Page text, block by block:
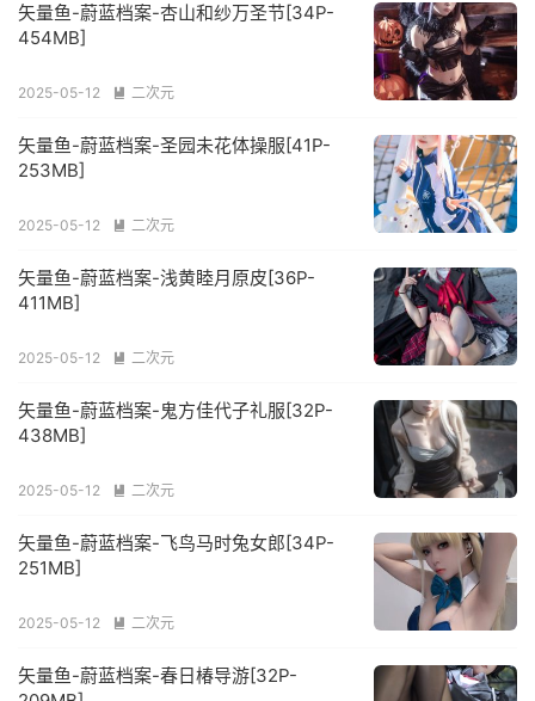
矢量鱼-蔚蓝档案-杏山和纱万圣节[34P-
454MB]
2025-05-12  二次元
矢量鱼-蔚蓝档案-圣园未花体操服[41P-
253MB]
2025-05-12  二次元
矢量鱼-蔚蓝档案-浅黄睦月原皮[36P-
411MB]
2025-05-12  二次元
矢量鱼-蔚蓝档案-鬼方佳代子礼服[32P-
438MB]
2025-05-12  二次元
矢量鱼-蔚蓝档案-飞鸟马时兔女郎[34P-
251MB]
2025-05-12  二次元
矢量鱼-蔚蓝档案-春日椿导游[32P-